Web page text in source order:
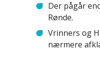
Der pågår
Rønde.
Vrinners og
nærmere